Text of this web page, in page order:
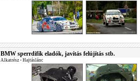
BMW sperrdifik eladók, javítás felújítás stb.
Alkatrész • Hajtáslánc